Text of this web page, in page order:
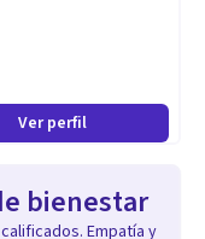
Ver perfil
bienestar
Empatía y